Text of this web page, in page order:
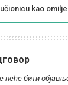
kao
бити